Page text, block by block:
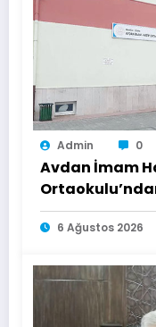
Admin 0
Avdan İmam
Başarı
6 Ağustos 2026